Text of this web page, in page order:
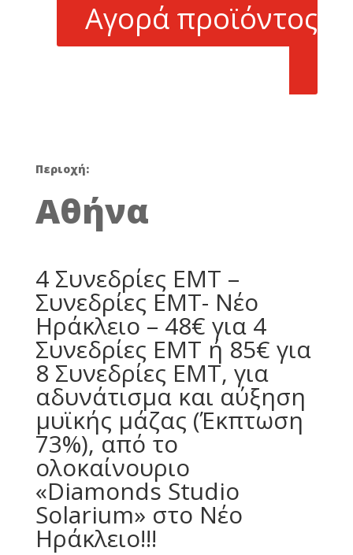
48,00 €.
Αγορά προϊόντος
Περιοχή:
Αθήνα
4 Συνεδρίες EMT –
Συνεδρίες EMT- Νέο
Ηράκλειο – 48€ για 4
Συνεδρίες EMT ή 85€ για
8 Συνεδρίες EMT, για
αδυνάτισμα και αύξηση
μυϊκής μάζας (Έκπτωση
73%), από το
ολοκαίνουριο
«Diamonds Studio
Solarium» στο Νέο
Ηράκλειο!!!